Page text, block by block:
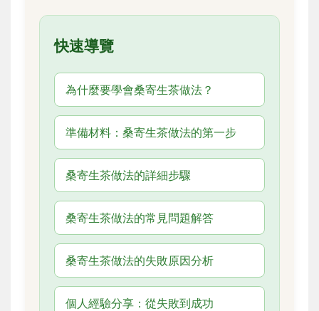
快速導覽
為什麼要學會桑寄生茶做法？
準備材料：桑寄生茶做法的第一步
桑寄生茶做法的詳細步驟
桑寄生茶做法的常見問題解答
桑寄生茶做法的失敗原因分析
個人經驗分享：從失敗到成功